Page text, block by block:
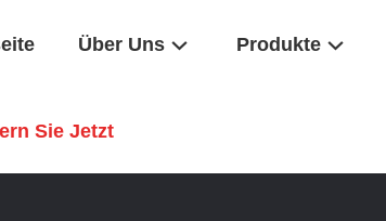
Über Uns Produkte
Sie Jetzt